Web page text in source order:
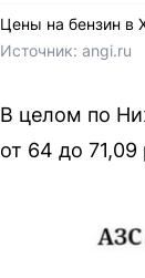
Цены на бензин в
Источник: angi.ru
В целом по
от 64 до